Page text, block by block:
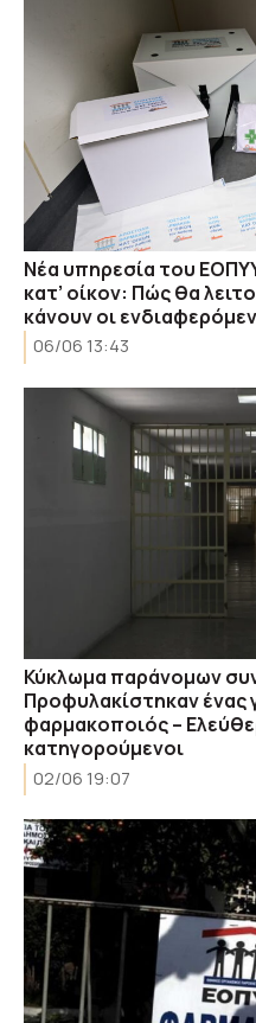
Νέα υπηρεσία του
κατ’ οίκον: Πώς θα
κάνουν οι
06/06 13:43
Κύκλωμα παράνομων
Προφυλακίστηκαν ένας
φαρμακοποιός –
κατηγορούμενοι
02/06 19:07